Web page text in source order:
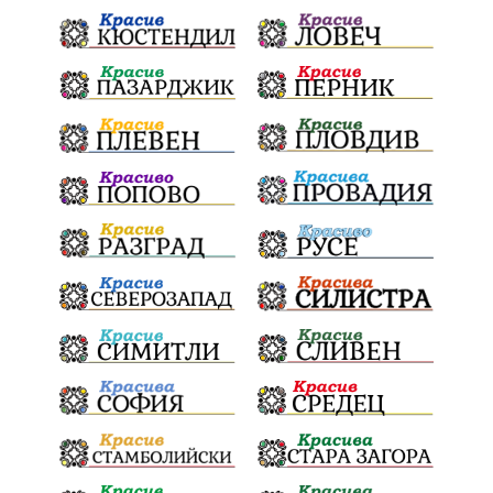
Конституционен съд ВиК Стефан Апостолов
Радослав Ревански пострадали МРРБ
ИвелинМихайлов АнгелинаПопова
Социална политика партия "Мафия" Съд
Сигурност Училища Доброволци
културно наследство Задържане под стража
Хаджидимово РуменРадев автомобил
Росен Желязков справедливост
#Земеделие социални услуги